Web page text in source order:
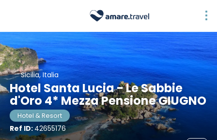
Sicilia, Italia
Hotel Santa Lucia - Le Sabbie
d'Oro 4* Mezza Pensione GIUGNO
Hotel & Resort
Ref ID: 42655176